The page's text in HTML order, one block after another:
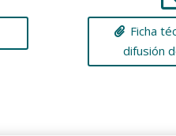
Ficha
difusión